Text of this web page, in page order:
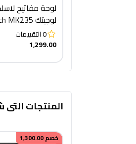
لوحة مفاتيح
لوجيتك Logitech MK235
0التقييمات
1,299.00
المنتجات
خصم1,300.00